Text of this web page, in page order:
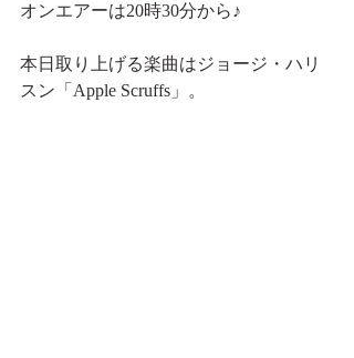
オンエアーは20時30分から♪
本日取り上げる楽曲はジョージ・ハリ
スン「Apple Scruffs」。